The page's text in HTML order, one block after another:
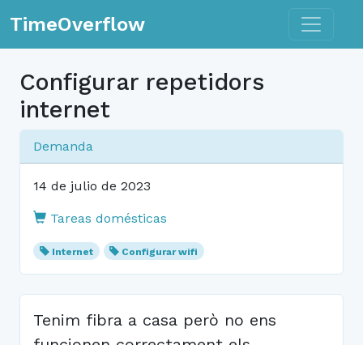
TimeOverflow Toggle
Configurar repetidors
internet
Demanda
14 de julio de 2023
Tareas domésticas
Internet Configurar wifi
Tenim fibra a casa però no ens